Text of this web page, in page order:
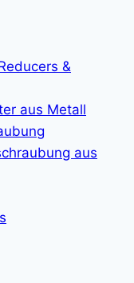
&
aus Metall
aus